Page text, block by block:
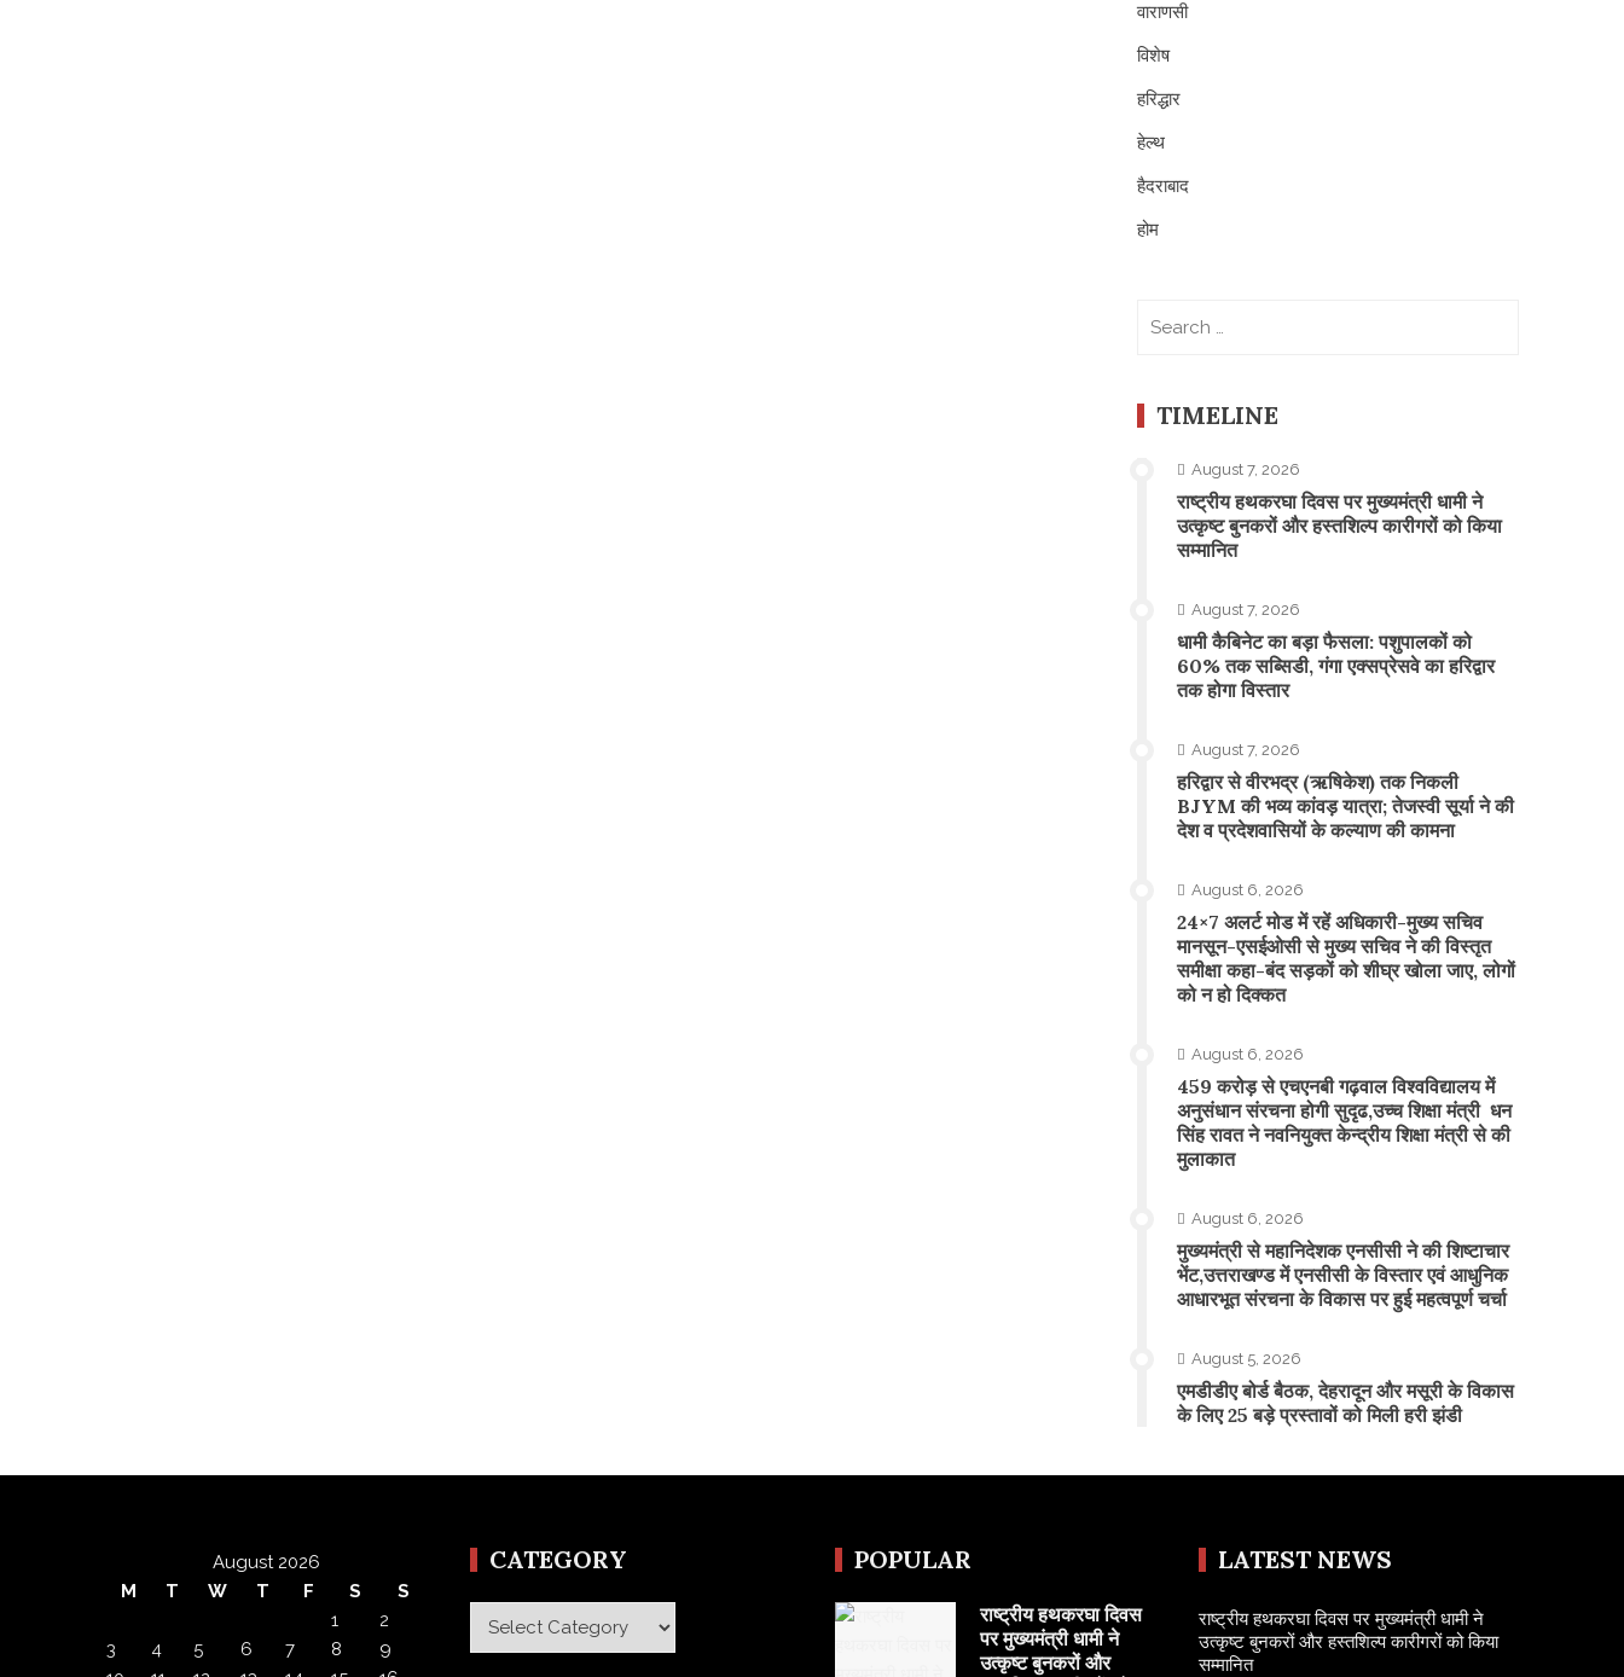
वाराणसी
विशेष
हरिद्धार
हेल्थ
हैदराबाद
होम
TIMELINE
August 7, 2026
राष्ट्रीय हथकरघा दिवस पर मुख्यमंत्री धामी ने
उत्कृष्ट बुनकरों और हस्तशिल्प कारीगरों को किया
सम्मानित
August 7, 2026
​धामी कैबिनेट का बड़ा फैसला: पशुपालकों को
60% तक सब्सिडी, गंगा एक्सप्रेसवे का हरिद्वार
तक होगा विस्तार
August 7, 2026
​हरिद्वार से वीरभद्र (ऋषिकेश) तक निकली
BJYM की भव्य कांवड़ यात्रा; तेजस्वी सूर्या ने की
देश व प्रदेशवासियों के कल्याण की कामना
August 6, 2026
24×7 अलर्ट मोड में रहें अधिकारी-मुख्य सचिव
मानसून-एसईओसी से मुख्य सचिव ने की विस्तृत
समीक्षा कहा-बंद सड़कों को शीघ्र खोला जाए, लोगों
को न हो दिक्कत
August 6, 2026
459 करोड़ से एचएनबी गढ़वाल विश्वविद्यालय में
अनुसंधान संरचना होगी सुदृढ,उच्च शिक्षा मंत्री धन
सिंह रावत ने नवनियुक्त केन्द्रीय शिक्षा मंत्री से की
मुलाकात
August 6, 2026
मुख्यमंत्री से महानिदेशक एनसीसी ने की शिष्टाचार
भेंट,उत्तराखण्ड में एनसीसी के विस्तार एवं आधुनिक
आधारभूत संरचना के विकास पर हुई महत्वपूर्ण चर्चा
August 5, 2026
एमडीडीए बोर्ड बैठक, देहरादून और मसूरी के विकास
के लिए 25 बड़े प्रस्तावों को मिली हरी झंडी
August 2026
M
T W T F S
S
1
2
3
4 5 6 7 8
9
CATEGORY
Category
POPULAR
राष्ट्रीय हथकरघा दिवस
पर मुख्यमंत्री धामी ने
उत्कृष्ट बुनकरों और
LATEST NEWS
राष्ट्रीय हथकरघा दिवस पर मुख्यमंत्री धामी ने
उत्कृष्ट बुनकरों और हस्तशिल्प कारीगरों को किया
सम्मानित